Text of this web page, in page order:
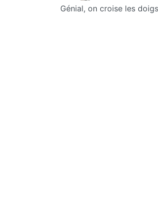
Génial, on croise les